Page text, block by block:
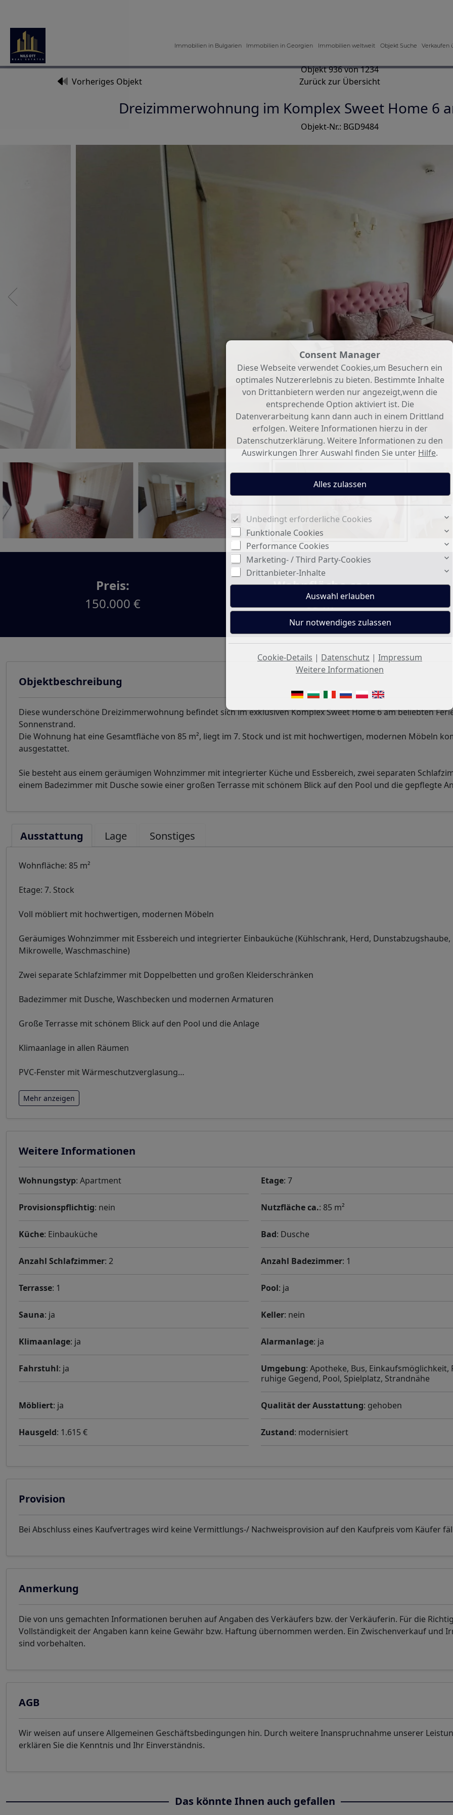
Immobilien in Bulgarien Immobilien in Georgien Immobilien weltweit Objekt Suche Verkaufen
Objekt 936 von 1234
Vorheriges Objekt Zurück zur Übersicht
Dreizimmerwohnung im Komplex Sweet Home 6
Objekt-Nr.: BGD9484
Preis:
150.000 €
Wohnfläche ca.:
85 m²
Objektbeschreibung
Diese wunderschöne Dreizimmerwohnung befindet sich im exklusiven Komplex Sweet Home 6 am beliebten
Sonnenstrand.
Die Wohnung hat eine Gesamtfläche von 85 m², liegt im 7. Stock und ist mit hochwertigen, modernen Möbeln
ausgestattet.
Sie besteht aus einem geräumigen Wohnzimmer mit integrierter Küche und Essbereich, zwei separaten
einem Badezimmer mit Dusche sowie einer großen Terrasse mit schönem Blick auf den Pool und die gepflegte
Ausstattung Lage Sonstiges
Wohnfläche: 85 m²
Etage: 7. Stock
Voll möbliert mit hochwertigen, modernen Möbeln
Geräumiges Wohnzimmer mit Essbereich und integrierter Einbauküche (Kühlschrank, Herd, Dunstabzugshaube,
Mikrowelle, Waschmaschine)
Zwei separate Schlafzimmer mit Doppelbetten und großen Kleiderschränken
Badezimmer mit Dusche, Waschbecken und modernen Armaturen
Große Terrasse mit schönem Blick auf den Pool und die Anlage
Klimaanlage in allen Räumen
PVC-Fenster mit Wärmeschutzverglasung…
Mehr anzeigen
Weitere Informationen
Wohnungstyp: Apartment Etage: 7
Provisionspflichtig: nein Nutzfläche ca.: 85 m²
Küche: Einbauküche Bad: Dusche
Anzahl Schlafzimmer: 2 Anzahl Badezimmer: 1
Terrasse: 1 Pool: ja
Sauna: ja Keller: nein
Klimaanlage: ja Alarmanlage: ja
Fahrstuhl: ja Umgebung: Apotheke, Bus, Einkaufsmöglichkeit,
ruhige Gegend, Pool, Spielplatz, Strandnähe
Möbliert: ja Qualität der Ausstattung: gehoben
Hausgeld: 1.615 € Zustand: modernisiert
Provision
Bei Abschluss eines Kaufvertrages wird keine Vermittlungs-/ Nachweisprovision auf den Kaufpreis vom Käufer
Anmerkung
Die von uns gemachten Informationen beruhen auf Angaben des Verkäufers bzw. der Verkäuferin. Für die
Vollständigkeit der Angaben kann keine Gewähr bzw. Haftung übernommen werden. Ein Zwischenverkauf und
sind vorbehalten.
AGB
Wir weisen auf unsere Allgemeinen Geschäftsbedingungen hin. Durch weitere Inanspruchnahme unserer
erklären Sie die Kenntnis und Ihr Einverständnis.
Das könnte Ihnen auch gefallen
Consent Manager
Diese Webseite verwendet Cookies,um Besuchern ein
optimales Nutzererlebnis zu bieten. Bestimmte Inhalte
von Drittanbietern werden nur angezeigt,wenn die
entsprechende Option aktiviert ist. Die
Datenverarbeitung kann dann auch in einem Drittland
erfolgen. Weitere Informationen hierzu in der
Datenschutzerklärung. Weitere Informationen zu den
Auswirkungen Ihrer Auswahl finden Sie unter Hilfe.
Unbedingt erforderliche Cookies
Funktionale Cookies
Performance Cookies
Marketing- / Third Party-Cookies
Drittanbieter-Inhalte
Cookie-Details | Datenschutz | Impressum
Weitere Informationen